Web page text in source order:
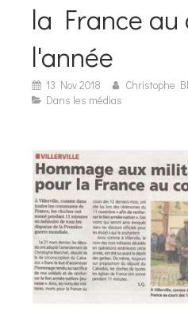
la France au
l'année
13 Nov 2018
Christophe
Dans les médias